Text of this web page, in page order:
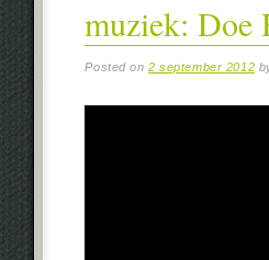
muziek: Doe
Posted on2 september 2012